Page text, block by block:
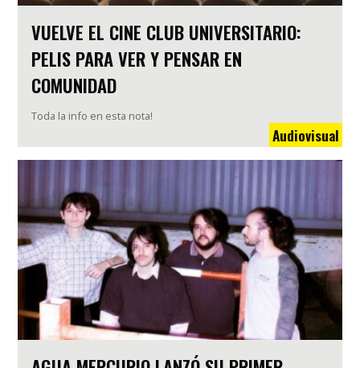
VUELVE EL CINE CLUB UNIVERSITARIO:
PELIS PARA VER Y PENSAR EN
COMUNIDAD
Toda la info en esta nota!
Audiovisual